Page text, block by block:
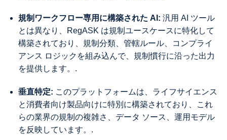
規制ワークフロー専用に構築された AI: 汎用 AI ツール
とは異なり、RegASK は規制ユースケースに特化して
構築されており、規制分類、管轄ルール、コンプライ
アンス ロジックを組み込んで、規制慣行に沿った出力
を提供します。.
垂直特定: このプラットフォームは、ライフサイエンス
と消費者向け製品向けに特別に構築されており、これ
らの業界の規制の複雑さ、データ ソース、運用モデル
を反映しています。.